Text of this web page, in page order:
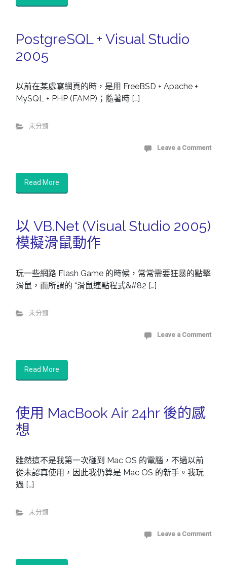
PostgreSQL + Visual Studio
2005
以前在某處寫網頁的時，是用 FreeBSD + Apache +
MySQL + PHP (FAMP)；隨著時 […]
未分類
Leave a Comment
Read More
以 VB.Net (Visual Studio 2005)
模擬滑鼠動作
玩一些網路 Flash Game 的時候，常常需要狂暴的點擊
滑鼠，而所謂的 “滑鼠連點程式&#82 […]
未分類
Leave a Comment
Read More
使用 MacBook Air 24hr 後的感
想
雖然這不是我第一次碰到 Mac OS 的電腦，不過以前
從未認真使用，因此我仍算是 Mac OS 的新手。我玩
過 […]
未分類
Leave a Comment